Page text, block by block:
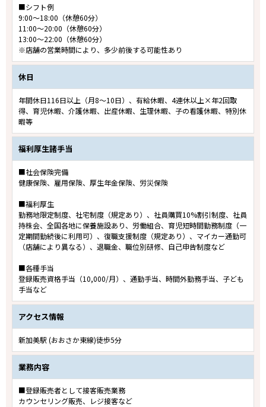
■シフト例
9:00～18:00（休憩60分）
11:00～20:00（休憩60分）
13:00～22:00（休憩60分）
※店舗の営業時間により、多少前後する可能性あり
休日
年間休日116日以上（月8～10日）、有給休暇、4連休以上×年2回取
得、育児休暇、介護休暇、出産休暇、生理休暇、子の看護休暇、特別休
暇等
福利厚生諸手当
■社会保険完備
健康保険、雇用保険、厚生年金保険、労災保険
■福利厚生
勤務地限定制度、社宅制度（規定あり）、社員購買10%割引制度、社員
持株会、全国各地に保養施設あり、労働組合、育児短時間勤務制度（一
定期間勤続後に利用可）、復職支援制度（規定あり）、マイカー通勤可
（店舗により異なる）、退職金、職位別研修、自己申告制度など
■各種手当
登録販売資格手当（10,000/月）、通勤手当、時間外勤務手当、子ども
手当など
アクセス情報
新加美駅 (おおさか東線)徒歩5分
業務内容
■登録販売者として接客販売業務
カウンセリング販売、レジ接客など